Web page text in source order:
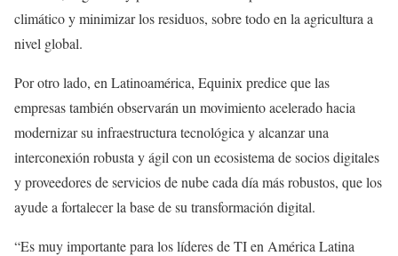
climático y minimizar los residuos, sobre todo en la agricultura a
nivel global.
Por otro lado, en Latinoamérica, Equinix predice que las
empresas también observarán un movimiento acelerado hacia
modernizar su infraestructura tecnológica y alcanzar una
interconexión robusta y ágil con un ecosistema de socios digitales
y proveedores de servicios de nube cada día más robustos, que los
ayude a fortalecer la base de su transformación digital.
“Es muy importante para los líderes de TI en América Latina